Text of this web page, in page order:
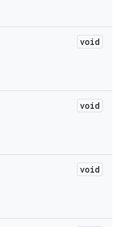
void
void
void